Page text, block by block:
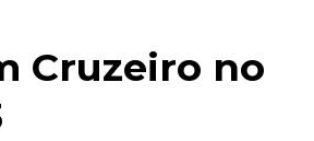
Cruzeiro no